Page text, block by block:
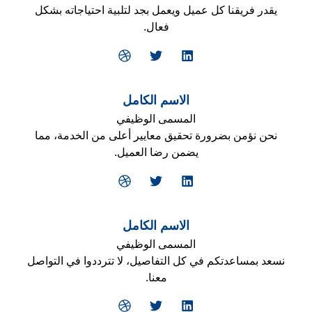
n
e
يقدر فريقنا كل عميل ويعمل بجد لتلبية احتياجاته بشكل
فعال.
L
i
e
i
n
T
w
t
e
r
D
r
b
b
l
e
الاسم الكامل
المسمى الوظيفي
نحن نؤمن بضرورة تحقيق معايير أعلى من الخدمة، مما
يضمن رضا العميل.
L
i
e
i
n
T
w
t
e
r
D
r
b
b
l
e
الاسم الكامل
المسمى الوظيفي
نسعد بمساعدتكم في كل التفاصيل، لا تترددوا في التواصل
معنا.
L
T
D